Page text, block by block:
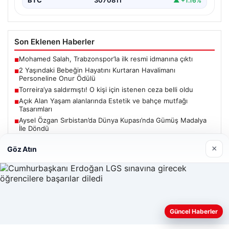
Son Eklenen Haberler
■Mohamed Salah, Trabzonspor’la ilk resmi idmanına çıktı
■2 Yaşındaki Bebeğin Hayatını Kurtaran Havalimanı
Personeline Onur Ödülü
■Torreira’ya saldırmıştı! O kişi için istenen ceza belli oldu
■Açık Alan Yaşam alanlarında Estetik ve bahçe mutfağı
Tasarımları
■Aysel Özgan Sırbistan’da Dünya Kupası’nda Gümüş Madalya
İle Döndü
Güncel
Web sitemizi nasıl kullandığınızı daha iyi anlayabilmek,
Göz Atın ×
Güncel Haberler